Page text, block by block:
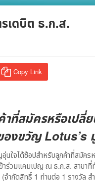
เดบิต ธ.ก.ส.
Copy Link
ที่สมัครหรือเปลี่
งขวัญ Lotus’s
นใจได้ช้อปสำหรับลูกค้าที่สมัคร
ร่วมแคมเปญ ณ ธ.ก.ส. สาขา
จำกัดสิทธิ์ 1 ท่านต่อ 1 รางวัล